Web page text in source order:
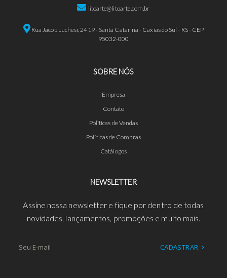
litoarte@litoarte.com.br
Rua Jacob Luchesi, 2419 - Santa Catarina - Caxias do Sul - RS - CEP
95032-000
SOBRE NÓS
Empresa
Contato
Políticas de Vendas
Políticas de Compras
Catálogos
NEWSLETTER
Assine nossa newsletter e fique por dentro de todas
novidades, lançamentos, promoções e muito mais.
CADASTRAR